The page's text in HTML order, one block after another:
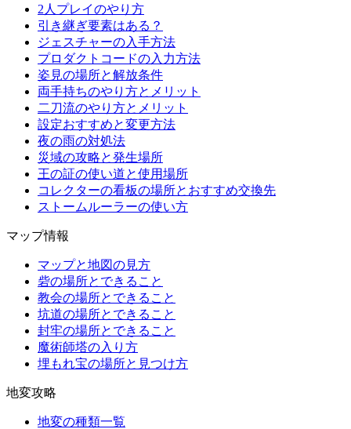
2人プレイのやり方
引き継ぎ要素はある？
ジェスチャーの入手方法
プロダクトコードの入力方法
姿見の場所と解放条件
両手持ちのやり方とメリット
二刀流のやり方とメリット
設定おすすめと変更方法
夜の雨の対処法
災域の攻略と発生場所
王の証の使い道と使用場所
コレクターの看板の場所とおすすめ交換先
ストームルーラーの使い方
マップ情報
マップと地図の見方
砦の場所とできること
教会の場所とできること
坑道の場所とできること
封牢の場所とできること
魔術師塔の入り方
埋もれ宝の場所と見つけ方
地変攻略
地変の種類一覧